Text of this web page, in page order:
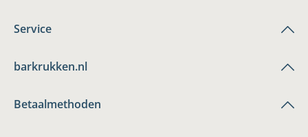
Service
barkrukken.nl
Betaalmethoden